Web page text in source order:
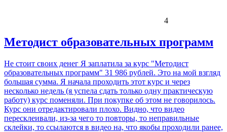
4
Методист образовательных программ
Не стоит своих денег Я заплатила за курс "Методист
образовательных программ" 31 986 рублей. Это на мой взгляд
большая сумма. Я начала проходить этот курс и через
несколько недель (я успела сдать только одну практическую
работу) курс поменяли. При покупке об этом не говорилось.
Курс они отредактировали плохо. Видно, что видео
пересклеивали, из-за чего то повторы, то неправильные
склейки, то ссылаются в видео на, что якобы проходили ранее,